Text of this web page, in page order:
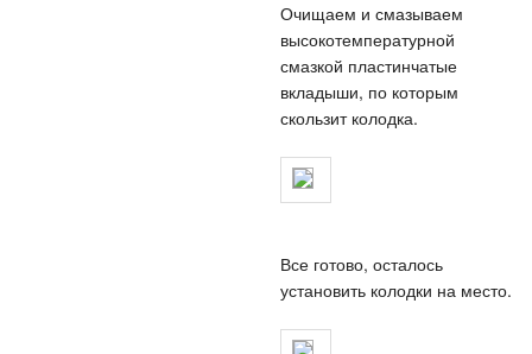
Очищаем и смазываем
высокотемпературной
смазкой пластинчатые
вкладыши, по которым
скользит колодка.
Все готово, осталось
установить колодки на место.